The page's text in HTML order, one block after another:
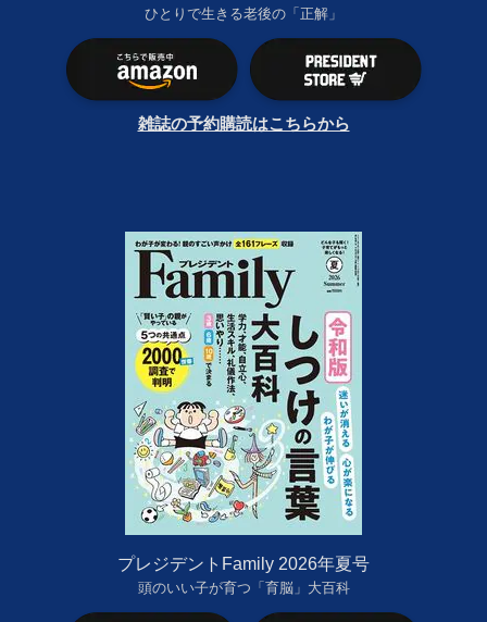
ひとりで生きる老後の「正解」
雑誌の予約購読はこちらから
プレジデントFamily 2026年夏号
頭のいい子が育つ「育脳」大百科